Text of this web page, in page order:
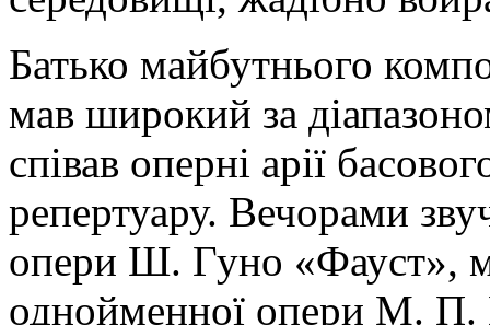
Батько майбутнього
мав широкий за
співав оперні арії
репертуару. Вечорами
опери Ш. Гуно «Фауст»,
однойменної опери М. П.